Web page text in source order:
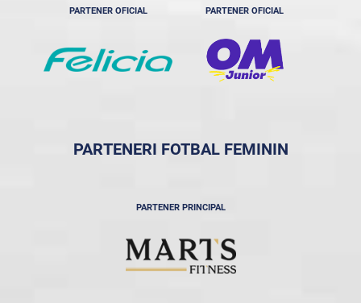
PARTENER OFICIAL PARTENER OFICIAL
PARTENERI FOTBAL FEMININ
PARTENER PRINCIPAL